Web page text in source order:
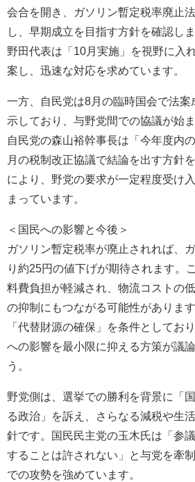
会合を開き、ガソリン暫定税率廃止
し、早期成立を目指す方針を確認し
野田代表は「10月実施」を視野に入
案し、迅速な対応を求めています。
一方、自民党は8月の臨時国会で法案
示しており、与野党間での協議が始
自民党の森山裕幹事長は「今年度内
月の税制改正協議で結論を出す方針
により、野党の要求が一定程度受け
まっています。
＜国民への影響と今後＞
ガソリン暫定税率が廃止されれば、
り約25円の値下げが期待されます。
料費負担が軽減され、物流コストの
の抑制にもつながる可能性がありま
「代替財源の確保」を条件としてお
への影響を最小限に抑える方策が議
う。
野党側は、選挙での勝利を背景に「
る政治」を訴え、さらなる減税や生
針です。国民民主党の玉木氏は「参
することは許されない」と与党を牽
での攻勢を強めています。